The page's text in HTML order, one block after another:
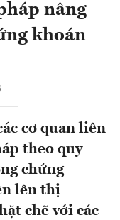
nâng
khoán
cơ quan liên
theo quy
chứng
lên thị
chẽ với các